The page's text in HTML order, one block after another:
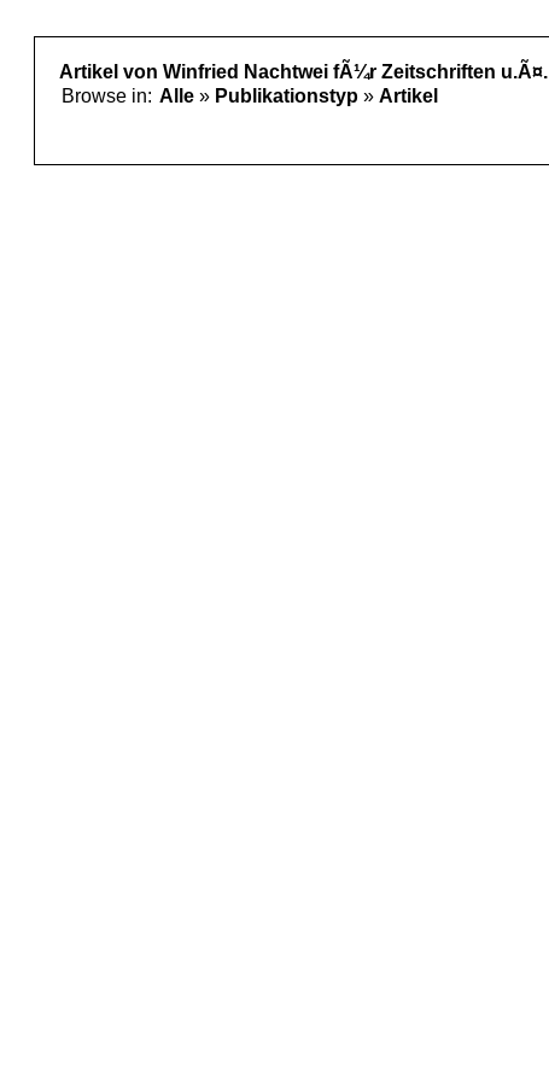
Artikel von Winfried Nachtwei fÃ¼r Zeitschriften u.Ã¤.
Browse in: Alle » Publikationstyp » Artikel